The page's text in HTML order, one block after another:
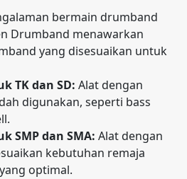
bermain drumband
Drumband menawarkan
yang disesuaikan untuk
TK dan SD: Alat dengan
digunakan, seperti bass
SMP dan SMA: Alat dengan
kebutuhan remaja
optimal.